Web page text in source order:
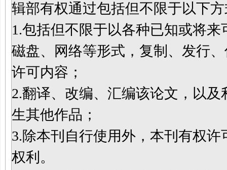
辑部有权通过包括但不限于以下
1.包括但不限于以各种已知或将
磁盘、网络等形式， 复制、发行、
许可内容 ；
2.翻译、改编、汇编该论文，以
生其他作品 ；
3.除本刊自行使用外，本刊有权许
权利。